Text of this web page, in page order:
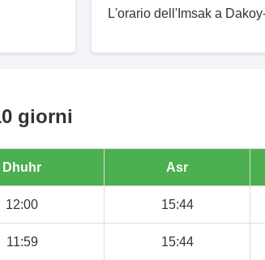
L'orario dell'Imsak a
giorni
Dhuhr Asr
12:00 15:44
11:59 15:44